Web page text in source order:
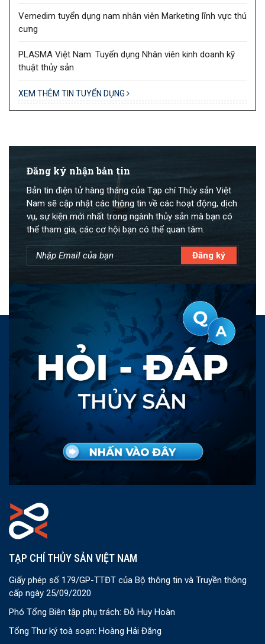
Vemedim tuyển dụng nam nhân viên Marketing lĩnh vực thú
cưng
PLASMA Việt Nam: Tuyển dụng Nhân viên kinh doanh kỹ
thuật thủy sản
XEM THÊM TIN TUYỂN DỤNG
Đăng ký nhận bản tin
Bản tin điện tử hàng tháng của Tạp chí Thủy sản Việt
Nam sẽ cập nhật các thông tin về các hoạt động, dịch
vụ, sự kiện mới nhất trong ngành thủy sản mà bạn có
thể tham gia, các cơ hội bạn có thể quan tâm.
TẠP CHÍ THỦY SẢN VIỆT NAM
Giấy phép số 179/GP-TTĐT của Bộ thông tin và Truyền thông
cấp ngày 25/09/2020
Phó Tổng Biên tập phụ trách: Đỗ Huy Hoàn
Tổng Thư ký toà soạn: Hoàng Hải Đăng